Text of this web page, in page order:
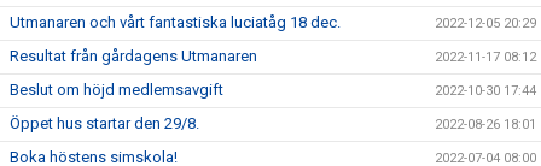
Utmanaren och vårt fantastiska luciatåg 18 dec. 2022-12-05 20:29
Resultat från gårdagens Utmanaren 2022-11-17 08:12
Beslut om höjd medlemsavgift 2022-10-30 17:44
Öppet hus startar den 29/8. 2022-08-26 18:01
Boka höstens simskola! 2022-07-04 08:00